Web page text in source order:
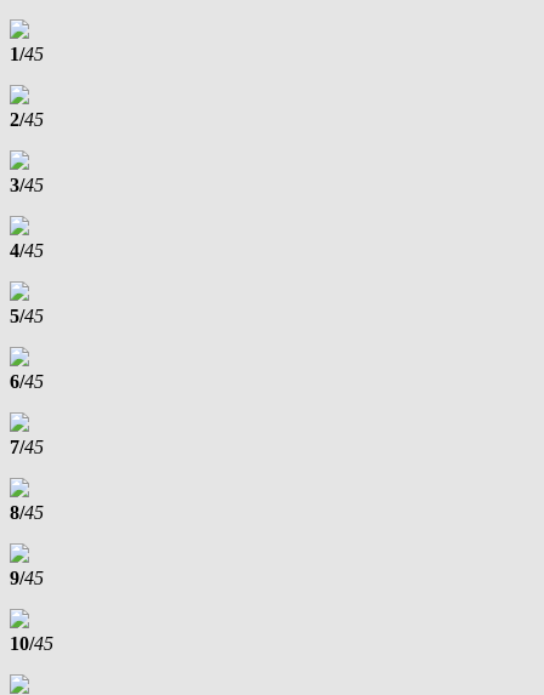
1/45
2/45
3/45
4/45
5/45
6/45
7/45
8/45
9/45
10/45